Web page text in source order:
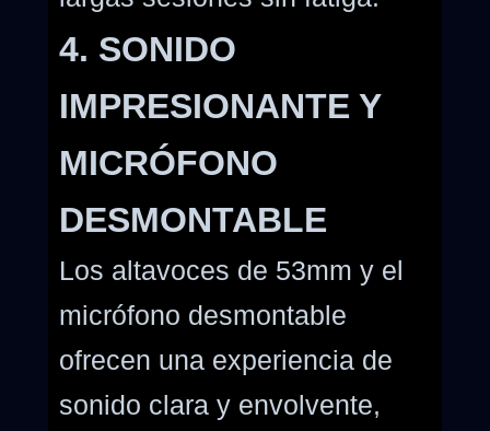
4. SONIDO
IMPRESIONANTE Y
MICRÓFONO
DESMONTABLE
Los altavoces de 53mm y el
micrófono desmontable
ofrecen una experiencia de
sonido clara y envolvente,